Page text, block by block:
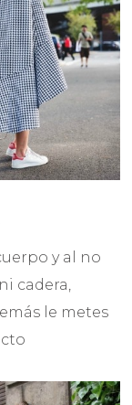
y al no
cadera,
le metes